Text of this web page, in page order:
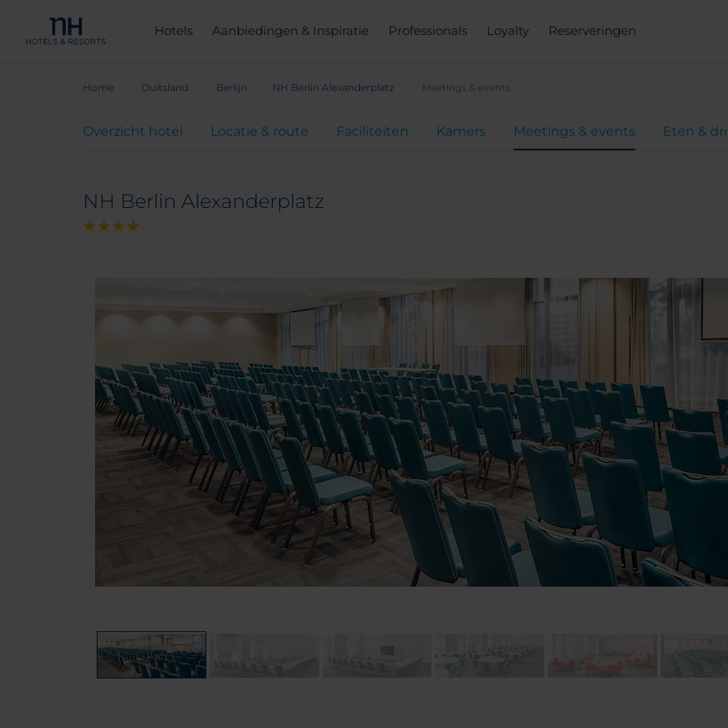
Hotels Aanbiedingen & Inspiratie Professionals Loyalty Reserveringen
Home Duitsland Berlijn NH Berlin Alexanderplatz Meetings & events
Overzicht hotel Locatie & route Faciliteiten Kamers Meetings & events Eten &
NH Berlin Alexanderplatz